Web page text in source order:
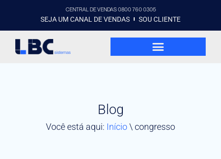
CENTRAL DE VENDAS 0800 760 0305
SEJA UM CANAL DE VENDAS SOU CLIENTE
Blog
Você está aqui: Início\ congresso